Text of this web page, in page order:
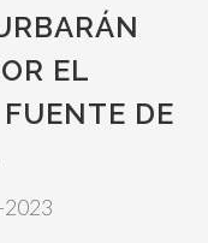
EL
DE
2023